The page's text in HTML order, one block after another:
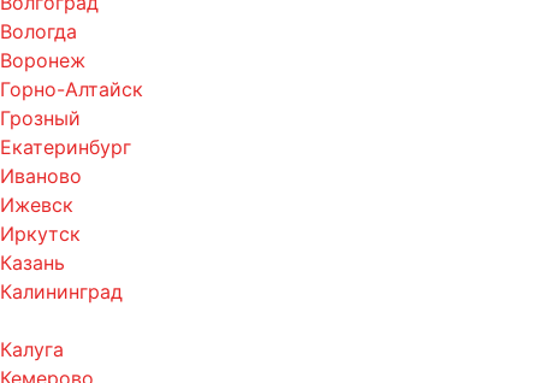
Вологда
Воронеж
Горно-Алтайск
Грозный
Екатеринбург
Иваново
Ижевск
Иркутск
Казань
Калининград
Калуга
Кемерово